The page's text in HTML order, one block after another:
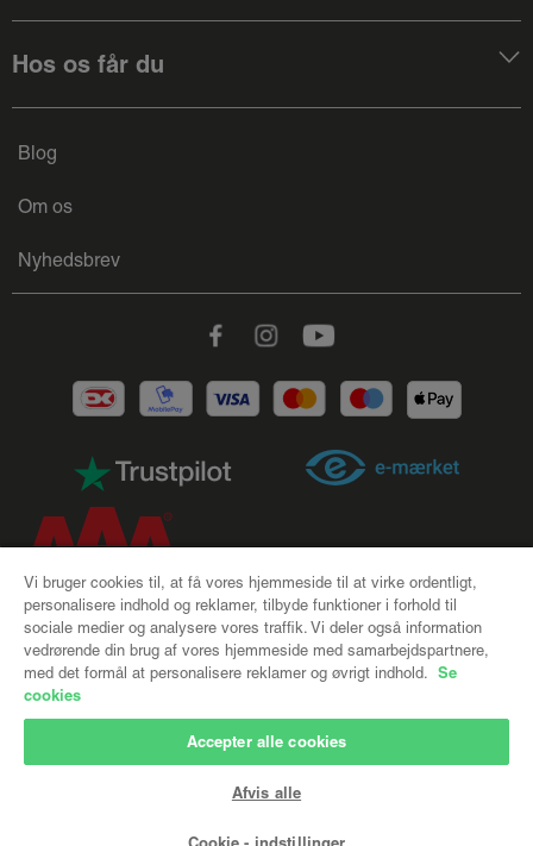
Hos os får du
Blog
Om os
Nyhedsbrev
FacebookInstagramYoutube
CSR | Handelsbetingelser | Cookies | Privatlivspolitik |
Levering og returnering
Firmaoplysninger
UNIGgardin A/S – et registreret varemærke, 100% ejet af:
Deco Group AS
Vi bruger cookies til, at få vores hjemmeside til at virke ordentligt,
personalisere indhold og reklamer, tilbyde funktioner i forhold til
sociale medier og analysere vores traffik. Vi deler også information
vedrørende din brug af vores hjemmeside med samarbejdspartnere,
med det formål at personalisere reklamer og øvrigt indhold. Se
cookies
Accepter alle cookies
Afvis alle